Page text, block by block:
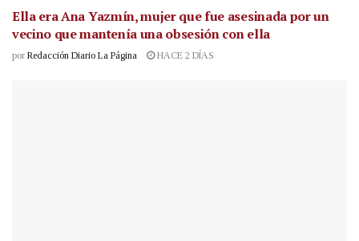
Ella era Ana Yazmín, mujer que fue asesinada por un
vecino que mantenía una obsesión con ella
por Redacción Diario La Página HACE 2 DÍAS